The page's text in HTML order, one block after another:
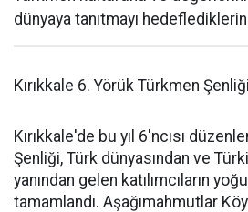
dünyaya tanıtmayı
Kırıkkale 6. Yörük Türkmen
Kırıkkale'de bu yıl 6'ncısı
Şenliği, Türk dünyasından ve
yanından gelen katılımcıların
tamamlandı. Aşağımahmutlar